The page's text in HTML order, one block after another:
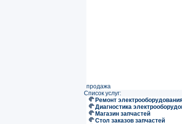
продажа
Список услуг:
Ремонт
Диагностика
Магазин запчастей
Стол заказов запчастей